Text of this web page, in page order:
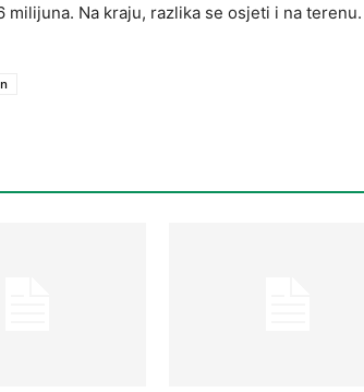
Na kraju, razlika se osjeti i na terenu.